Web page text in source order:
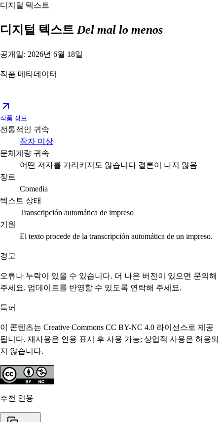
디지털 텍스트
디지털 텍스트 Del mal lo menos
공개일: 2026년 6월 18일
작품 메타데이터
작품 정보
전통적인 귀속
작자 미상
문체계량 귀속
어떤 저자를 가리키지도 않습니다 결론이 나지 않음
장르
Comedia
텍스트 상태
Transcripción automática de impreso
기원
El texto procede de la transcripción automática de un impreso.
경고
오류나 누락이 있을 수 있습니다. 더 나은 버전이 있으면 문의해
주세요. 업데이트를 반영할 수 있도록 연락해 주세요.
특허
이 콘텐츠는 Creative Commons CC BY-NC 4.0 라이선스로 제공
됩니다. 재사용은 인용 표시 후 사용 가능; 상업적 사용은 허용되
지 않습니다.
추천 인용